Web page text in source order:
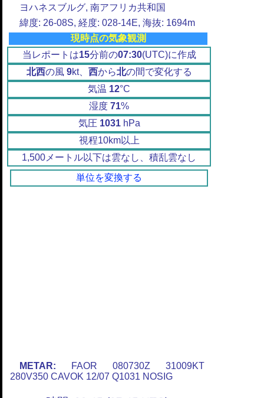
ヨハネスブルグ, 南アフリカ共和国
緯度: 26-08S, 経度: 028-14E, 海抜: 1694m
現時点の気象観測
当レポートは15分前の07:30(UTC)に作成
北西の風 9kt、 西から北の間で変化する
気温 12°C
湿度 71%
気圧 1031hPa
視程10km以上
1,500メートル以下は雲なし、積乱雲なし
単位を変換する
METAR: FAOR 080730Z 31009KT
280V350 CAVOK 12/07 Q1031 NOSIG